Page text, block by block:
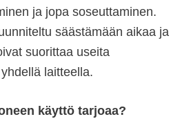
ja jopa soseuttaminen.
säästämään aikaa ja
suorittaa useita
laitteella.
käyttö tarjoaa?